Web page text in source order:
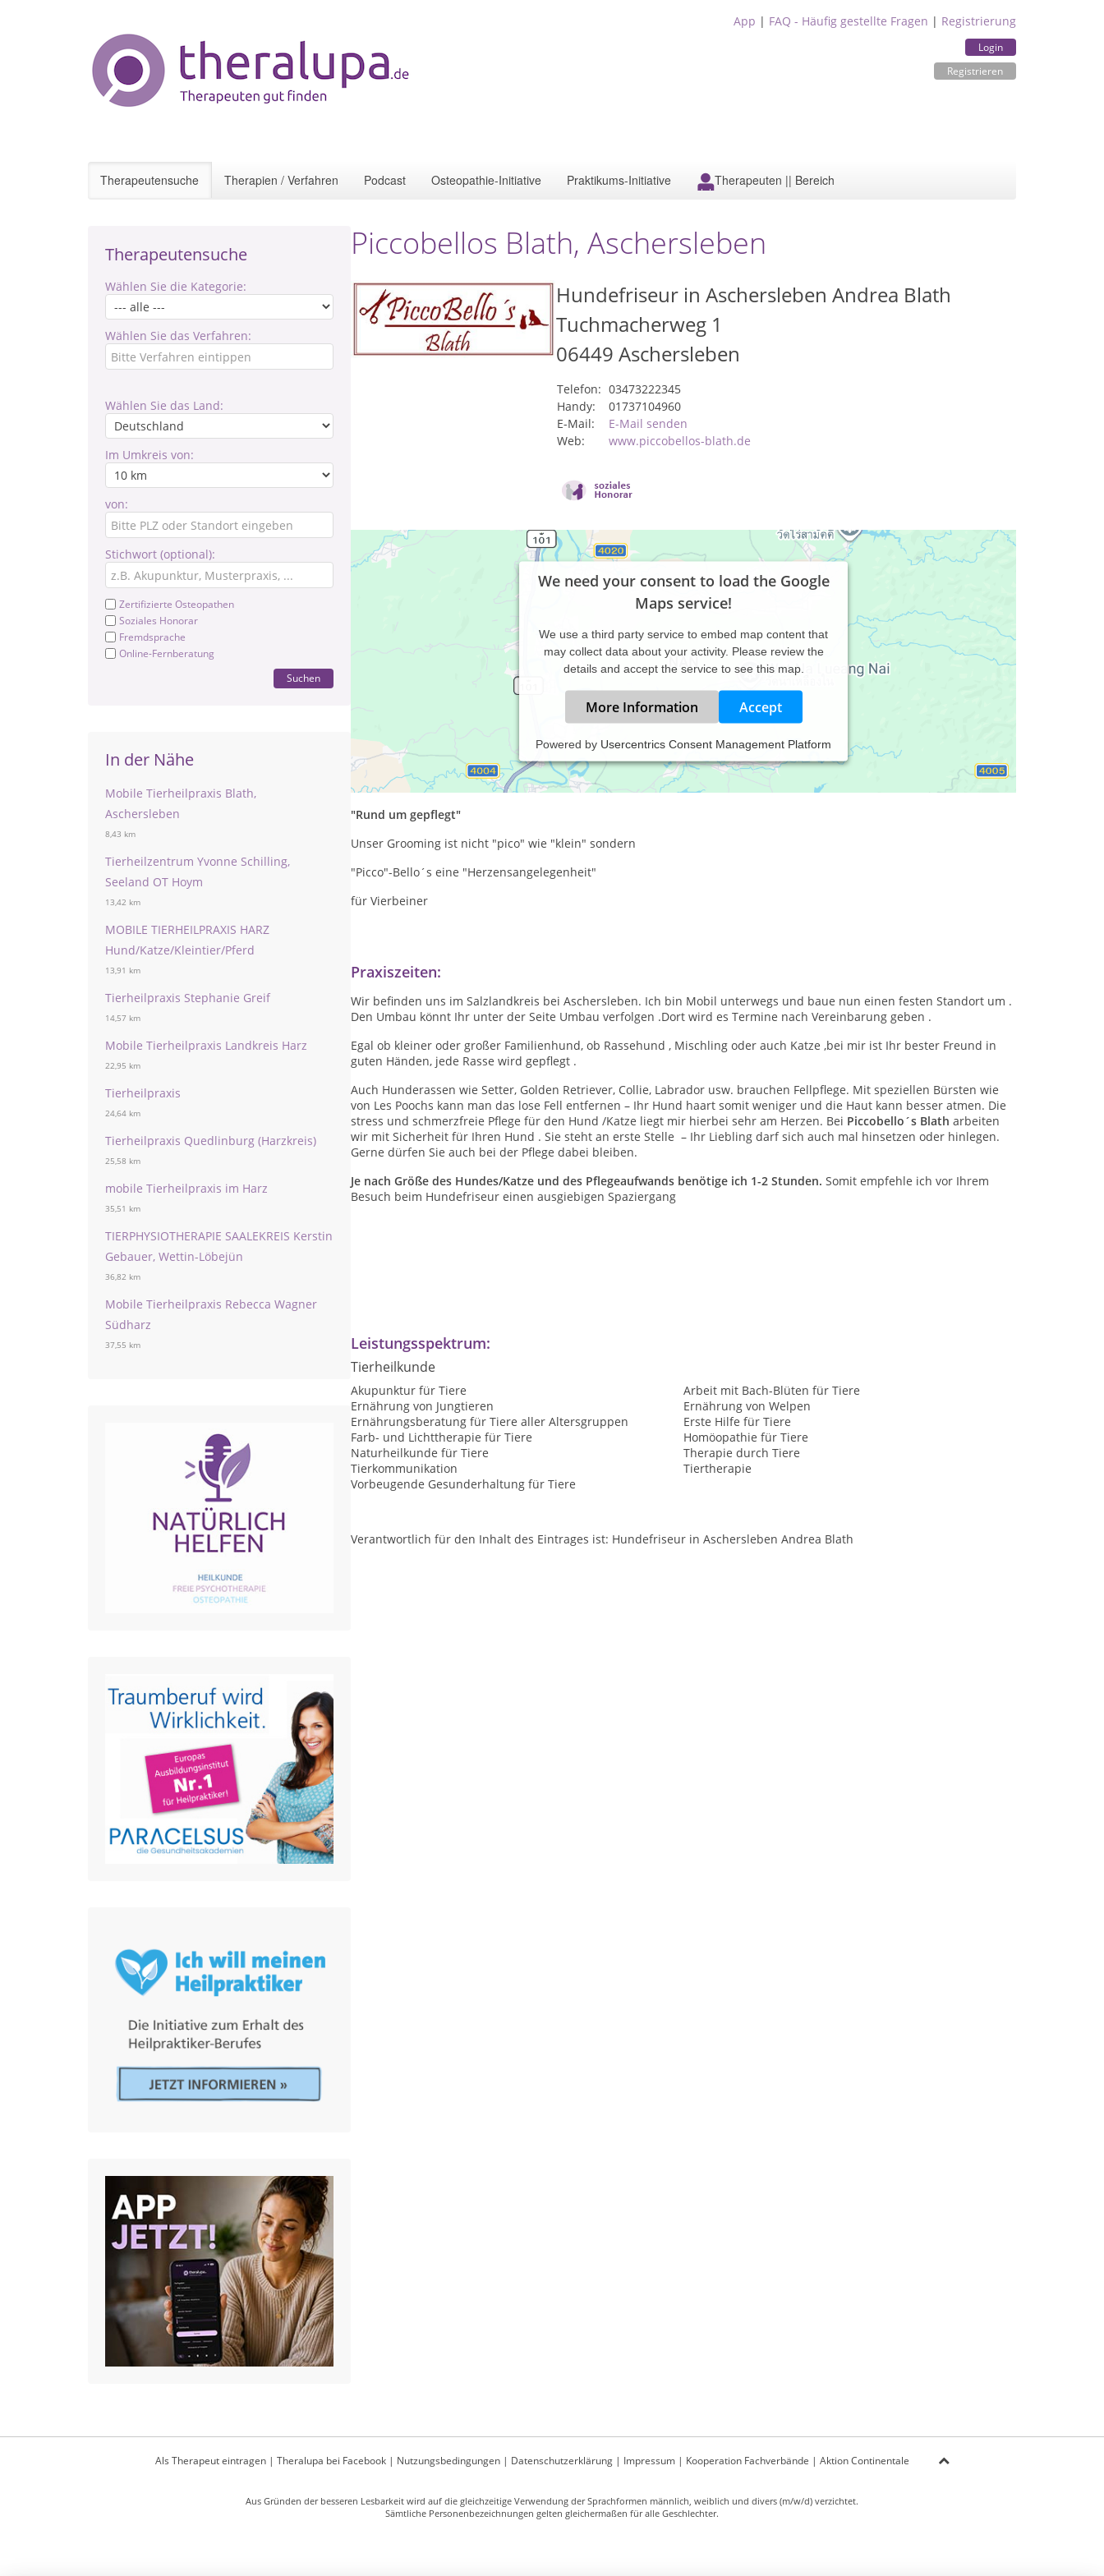
App | FAQ - Häufig gestellte Fragen | Registrierung
Login
Registrieren
Therapeutensuche Therapien / Verfahren Podcast Osteopathie-Initiative Praktikums-Initiative Therapeuten || Bereich
Therapeutensuche
Wählen Sie die Kategorie:
Wählen Sie das Verfahren:
Wählen Sie das Land:
Im Umkreis von:
von:
Stichwort (optional):
Zertifizierte Osteopathen
Soziales Honorar
Fremdsprache
Online-Fernberatung
Suchen
In der Nähe
Mobile Tierheilpraxis Blath,
Aschersleben
8,43 km
Tierheilzentrum Yvonne Schilling,
Seeland OT Hoym
13,42 km
MOBILE TIERHEILPRAXIS HARZ
Hund/Katze/Kleintier/Pferd
13,91 km
Tierheilpraxis Stephanie Greif
14,57 km
Mobile Tierheilpraxis Landkreis Harz
22,95 km
Tierheilpraxis
24,64 km
Tierheilpraxis Quedlinburg (Harzkreis)
25,58 km
mobile Tierheilpraxis im Harz
35,51 km
TIERPHYSIOTHERAPIE SAALEKREIS Kerstin
Gebauer, Wettin-Löbejün
36,82 km
Mobile Tierheilpraxis Rebecca Wagner
Südharz
37,55 km
Piccobellos Blath, Aschersleben
Hundefriseur in Aschersleben Andrea Blath
Tuchmacherweg 1
06449 Aschersleben
Telefon: 03473222345
Handy:
01737104960
E-Mail:
E-Mail senden
Web:
www.piccobellos-blath.de
We need your consent to load the Google
Maps service!
We use a third party service to embed map content that
may collect data about your activity. Please review the
details and accept the service to see this map.
More Information Accept
Powered by Usercentrics Consent Management Platform
Professionell Grooming Andrea Blath das bedeutet nicht nur
waschen, schneiden, legen, sondern
"Rund um gepflegt"
Unser Grooming ist nicht "pico" wie "klein" sondern
"Picco"-Bello´s eine "Herzensangelegenheit"
für Vierbeiner
Praxiszeiten:
Wir befinden uns im Salzlandkreis bei Aschersleben. Ich bin Mobil unterwegs und baue nun einen festen Standort um .
Den Umbau könnt Ihr unter der Seite Umbau verfolgen .Dort wird es Termine nach Vereinbarung geben .
Egal ob kleiner oder großer Familienhund, ob Rassehund , Mischling oder auch Katze ,bei mir ist Ihr bester Freund in
guten Händen, jede Rasse wird gepflegt .
Auch Hunderassen wie Setter, Golden Retriever, Collie, Labrador usw. brauchen Fellpflege. Mit speziellen Bürsten wie
von Les Poochs kann man das lose Fell entfernen – Ihr Hund haart somit weniger und die Haut kann besser atmen. Die
stress und schmerzfreie Pflege für den Hund /Katze liegt mir hierbei sehr am Herzen. Bei Piccobello´s Blath arbeiten
wir mit Sicherheit für Ihren Hund . Sie steht an erste Stelle – Ihr Liebling darf sich auch mal hinsetzen oder hinlegen.
Gerne dürfen Sie auch bei der Pflege dabei bleiben.
Je nach Größe des Hundes/Katze und des Pflegeaufwands benötige ich 1-2 Stunden. Somit empfehle ich vor Ihrem
Besuch beim Hundefriseur einen ausgiebigen Spaziergang
Leistungsspektrum:
Tierheilkunde
Akupunktur für Tiere
Arbeit mit Bach-Blüten für Tiere
Ernährung von Jungtieren
Ernährung von Welpen
Ernährungsberatung für Tiere aller Altersgruppen
Erste Hilfe für Tiere
Farb- und Lichttherapie für Tiere
Homöopathie für Tiere
Naturheilkunde für Tiere
Therapie durch Tiere
Tierkommunikation
Tiertherapie
Vorbeugende Gesunderhaltung für Tiere
Verantwortlich für den Inhalt des Eintrages ist: Hundefriseur in Aschersleben Andrea Blath
Als Therapeut eintragen| Theralupa bei Facebook| Nutzungsbedingungen| Datenschutzerklärung| Impressum| Kooperation Fachverbände | Aktion Continentale
Aus Gründen der besseren Lesbarkeit wird auf die gleichzeitige Verwendung der Sprachformen männlich, weiblich und divers (m/w/d) verzichtet.
Sämtliche Personenbezeichnungen gelten gleichermaßen für alle Geschlechter.